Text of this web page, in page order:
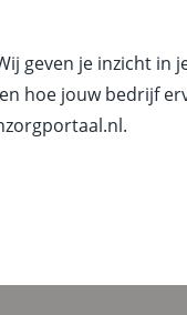
geven je inzicht in
hoe jouw bedrijf
.